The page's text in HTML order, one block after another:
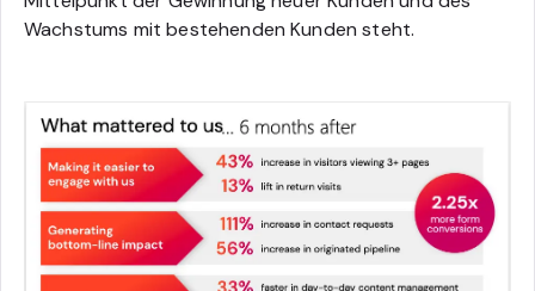
Wachstums mit bestehenden Kunden steht.